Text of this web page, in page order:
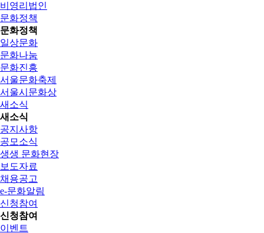
비영리법인
문화정책
문화정책
일상문화
문화나눔
문화진흥
서울문화축제
서울시문화상
새소식
새소식
공지사항
공모소식
생생 문화현장
보도자료
채용공고
e-문화알림
신청참여
신청참여
이벤트